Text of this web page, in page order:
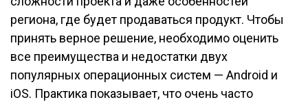
региона, где будет продаваться продукт. Чтобы
принять верное решение, необходимо оценить
все преимущества и недостатки двух
популярных операционных систем — Android и
iOS. Практика показывает, что очень часто